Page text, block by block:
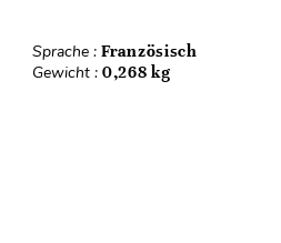
Sprache : Französisch
Gewicht : 0,268 kg